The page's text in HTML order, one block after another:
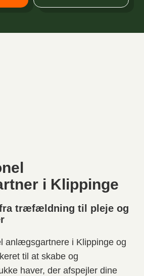
i Klippinge
træfældning til pleje og
anlægsgartnere i Klippinge og
til at skabe og
haver, der afspejler dine